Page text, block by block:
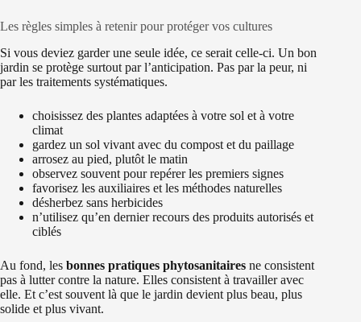
Les règles simples à retenir pour protéger vos cultures
Si vous deviez garder une seule idée, ce serait celle-ci. Un bon
jardin se protège surtout par l’anticipation. Pas par la peur, ni
par les traitements systématiques.
choisissez des plantes adaptées à votre sol et à votre
climat
gardez un sol vivant avec du compost et du paillage
arrosez au pied, plutôt le matin
observez souvent pour repérer les premiers signes
favorisez les auxiliaires et les méthodes naturelles
désherbez sans herbicides
n’utilisez qu’en dernier recours des produits autorisés et
ciblés
Au fond, les bonnes pratiques phytosanitaires ne consistent
pas à lutter contre la nature. Elles consistent à travailler avec
elle. Et c’est souvent là que le jardin devient plus beau, plus
solide et plus vivant.